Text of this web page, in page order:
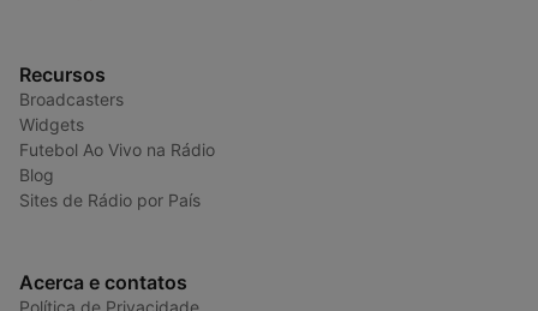
Recursos
Broadcasters
Widgets
Futebol Ao Vivo na Rádio
Blog
Sites de Rádio por País
Acerca e contatos
Política de Privacidade